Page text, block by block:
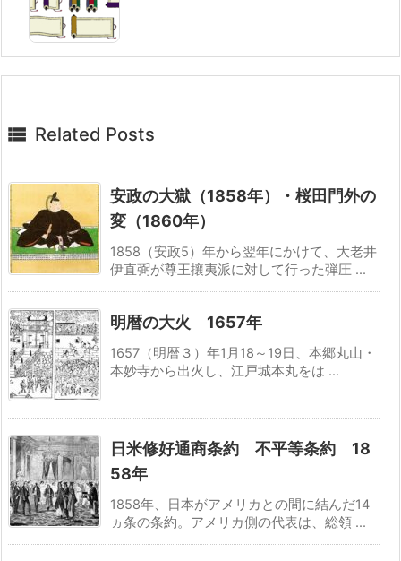
 Related Posts
安政の大獄（1858年）・桜田門外の
変（1860年）
1858（安政5）年から翌年にかけて、大老井
伊直弼が尊王攘夷派に対して行った弾圧 ...
明暦の大火 1657年
1657（明暦３）年1月18～19日、本郷丸山・
本妙寺から出火し、江戸城本丸をは ...
日米修好通商条約 不平等条約 18
58年
1858年、日本がアメリカとの間に結んだ14
ヵ条の条約。アメリカ側の代表は、総領 ...